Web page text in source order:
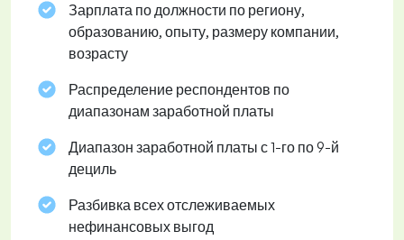
Зарплата по должности по региону,
образованию, опыту, размеру компании,
возрасту
Распределение респондентов по
диапазонам заработной платы
Диапазон заработной платы с 1-го по 9-й
дециль
Разбивка всех отслеживаемых
нефинансовых выгод